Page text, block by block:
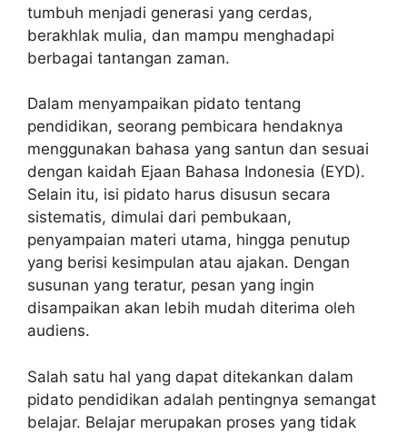
tumbuh menjadi generasi yang cerdas,
berakhlak mulia, dan mampu menghadapi
berbagai tantangan zaman.
Dalam menyampaikan pidato tentang
pendidikan, seorang pembicara hendaknya
menggunakan bahasa yang santun dan sesuai
dengan kaidah Ejaan Bahasa Indonesia (EYD).
Selain itu, isi pidato harus disusun secara
sistematis, dimulai dari pembukaan,
penyampaian materi utama, hingga penutup
yang berisi kesimpulan atau ajakan. Dengan
susunan yang teratur, pesan yang ingin
disampaikan akan lebih mudah diterima oleh
audiens.
Salah satu hal yang dapat ditekankan dalam
pidato pendidikan adalah pentingnya semangat
belajar. Belajar merupakan proses yang tidak